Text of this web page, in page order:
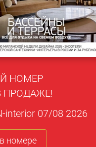
НОМЕР
ПРОДАЖЕ!
interior 07/08 2026
номере